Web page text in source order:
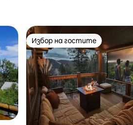
Избор на гостите
Избор на гостите